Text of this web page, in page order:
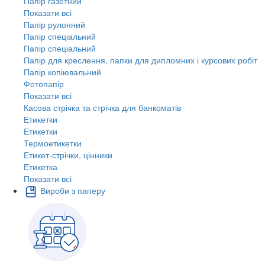
Показати всі
Папір рулонний
Папір спеціальний
Папір спеціальний
Папір для креслення, папки для дипломних і курсових робіт
Папір копіювальний
Фотопапір
Показати всі
Касова стрічка та стрічка для банкоматів
Етикетки
Етикетки
Термоетикетки
Етикет-стрічки, цінники
Етикетка
Показати всі
Вироби з паперу